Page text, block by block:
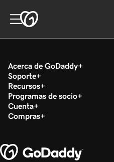
Acerca de GoDaddy
Soporte
Recursos
Programas de socio
Cuenta
Compras